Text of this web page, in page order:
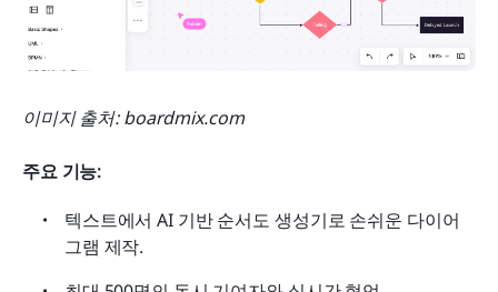
이미지 출처: boardmix.com
주요 기능:
텍스트에서 AI 기반 순서도 생성기로 손쉬운 다이어
그램 제작.